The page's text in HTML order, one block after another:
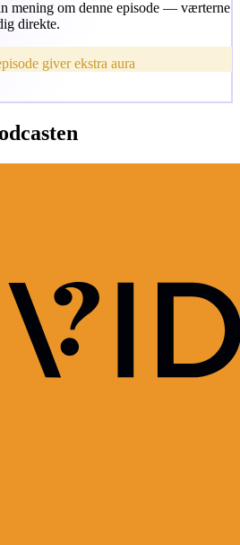
mening om denne episode — værterne
direkte.
giver ekstra aura